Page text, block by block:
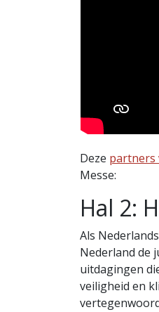
Deze partners
Messe:
Hal 2:
Als
Nederland de
uitdagingen
veiligheid en